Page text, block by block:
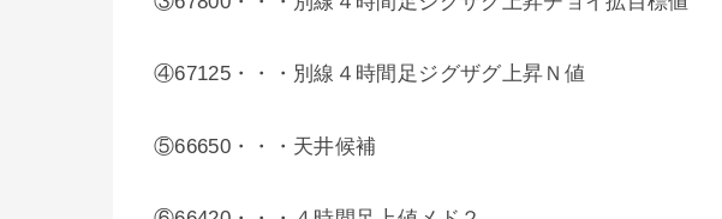
④67125・・・別線４時間足ジグザグ上昇Ｎ値
⑤66650・・・天井候補